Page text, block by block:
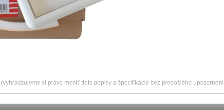
(vyhradzujeme si právo meniť tieto popisy a špecifikácie bez predošlého